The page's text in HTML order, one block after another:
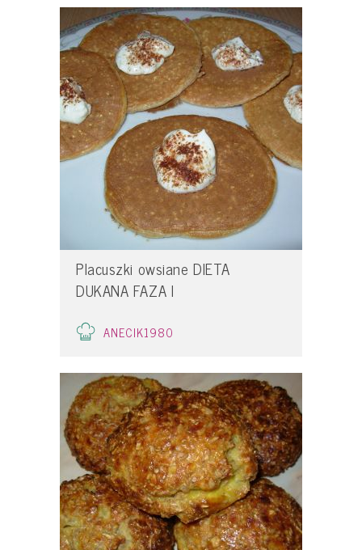
Placuszki owsiane DIETA
DUKANA FAZA I
ANECIK1980